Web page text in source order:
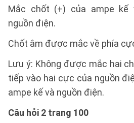
Mắc chốt (+) của ampe
nguồn điện.
Chốt âm được mắc về phía
Lưu ý: Không được mắc hai
tiếp vào hai cực của nguồn
ampe kế và nguồn điện.
Câu hỏi 2 trang 100